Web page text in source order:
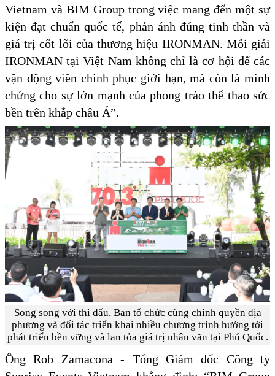
Vietnam và BIM Group trong việc mang đến một sự
kiện đạt chuẩn quốc tế, phản ánh đúng tinh thần và
giá trị cốt lõi của thương hiệu IRONMAN. Mỗi giải
IRONMAN tại Việt Nam không chỉ là cơ hội để các
vận động viên chinh phục giới hạn, mà còn là minh
chứng cho sự lớn mạnh của phong trào thể thao sức
bền trên khắp châu Á”.
Song song với thi đấu, Ban tổ chức cùng chính quyền địa
phương và đối tác triển khai nhiều chương trình hướng tới
phát triển bền vững và lan tỏa giá trị nhân văn tại Phú Quốc.
Ông Rob Zamacona - Tổng Giám đốc Công ty